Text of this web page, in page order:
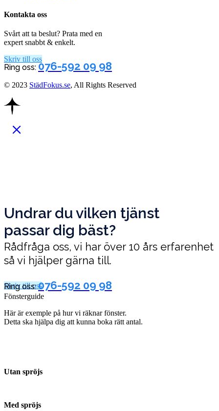
Kontakta oss
Svårt att ta beslut? Prata med en
expert snabbt & enkelt.
Skriv till oss
Ring oss: 076-592 09 98
© 2023 StädFokus.se, All Rights Reserved
Undrar du vilken tjänst
passar dig bäst?
Rådfråga oss, vi har över 10 års erfarenhet
så vi hjälper gärna till.
Skriv till oss
Ring oss:076-592 09 98
Fönsterguide
Här är exemple på hur vi räknar fönster.
Detta ska hjälpa dig att kunna boka rätt antal.
Utan spröjs
Med spröjs